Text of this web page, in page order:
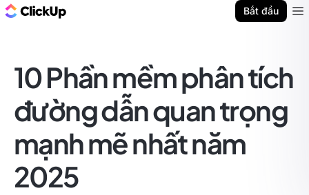
Bắt đầu
10 Phần mềm phân tích
đường dẫn quan trọng
mạnh mẽ nhất năm
2025